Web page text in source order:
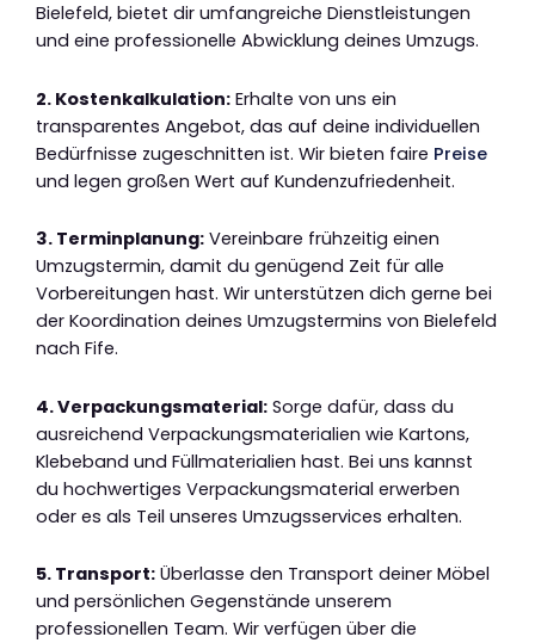
Bielefeld, bietet dir umfangreiche Dienstleistungen
und eine professionelle Abwicklung deines Umzugs.
2. Kostenkalkulation: Erhalte von uns ein
transparentes Angebot, das auf deine individuellen
Bedürfnisse zugeschnitten ist. Wir bieten faire Preise
und legen großen Wert auf Kundenzufriedenheit.
3. Terminplanung: Vereinbare frühzeitig einen
Umzugstermin, damit du genügend Zeit für alle
Vorbereitungen hast. Wir unterstützen dich gerne bei
der Koordination deines Umzugstermins von Bielefeld
nach Fife.
4. Verpackungsmaterial: Sorge dafür, dass du
ausreichend Verpackungsmaterialien wie Kartons,
Klebeband und Füllmaterialien hast. Bei uns kannst
du hochwertiges Verpackungsmaterial erwerben
oder es als Teil unseres Umzugsservices erhalten.
5. Transport: Überlasse den Transport deiner Möbel
und persönlichen Gegenstände unserem
professionellen Team. Wir verfügen über die